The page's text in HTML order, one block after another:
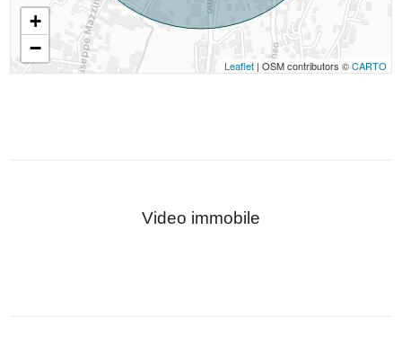
+
−
Leaflet| OSM contributors ©CARTO
Video immobile